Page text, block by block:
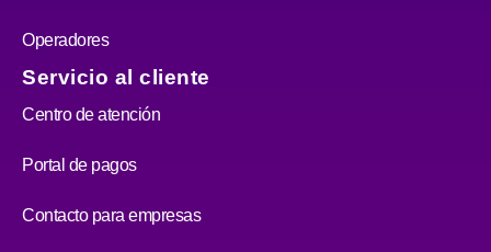
Operadores
Servicio al cliente
Centro de atención
Portal de pagos
Contacto para empresas